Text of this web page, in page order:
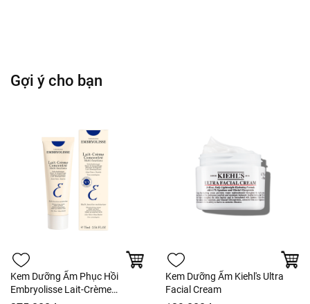
Gợi ý cho bạn
Kem Dưỡng Ẩm Phục Hồi
Embryolisse Lait-Crème
Kem Dưỡng Ẩm Kiehl's Ultra
Facial Cream